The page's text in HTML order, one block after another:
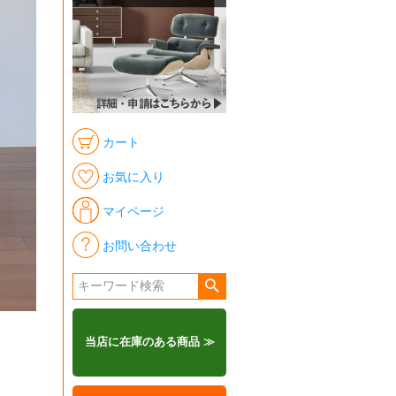
カート
お気に入り
マイページ
お問い合わせ
当店に在庫のある商品 ≫